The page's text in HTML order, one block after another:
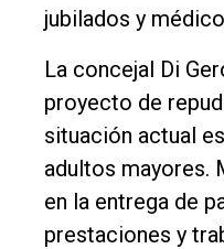
jubilados y
La concejal Di
proyecto de
situación actual
adultos mayores.
en la entrega de
prestaciones y